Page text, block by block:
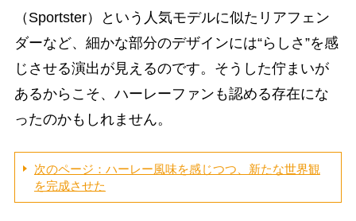
（Sportster）という人気モデルに似たリアフェン
ダーなど、細かな部分のデザインには“らしさ”を感
じさせる演出が見えるのです。そうした佇まいが
あるからこそ、ハーレーファンも認める存在にな
ったのかもしれません。
次のページ：ハーレー風味を感じつつ、新たな世界観
を完成させた